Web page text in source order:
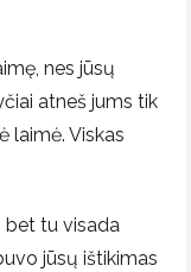
nes jūsų
atneš jums tik
laimė. Viskas
bet tu visada
jūsų ištikimas